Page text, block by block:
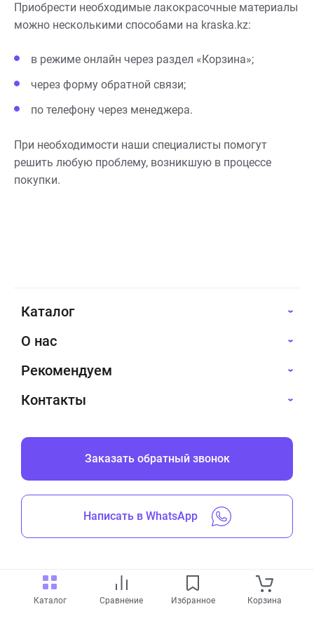
Каталог Сравнение Избранное Корзина
Приобрести необходимые лакокрасочные материалы
можно несколькими способами на kraska.kz:
в режиме онлайн через раздел «Корзина»;
через форму обратной связи;
по телефону через менеджера.
При необходимости наши специалисты помогут
решить любую проблему, возникшую в процессе
покупки.
Каталог
О нас
Рекомендуем
Контакты
Заказать обратный звонок
Написать в WhatsApp
Все права защищены © 2019-2026